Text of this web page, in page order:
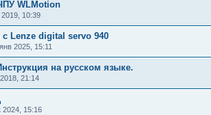
WLMotion
10:39
Lenze digital servo 940
2025, 15:11
на русском языке.
21:14
2024, 15:16